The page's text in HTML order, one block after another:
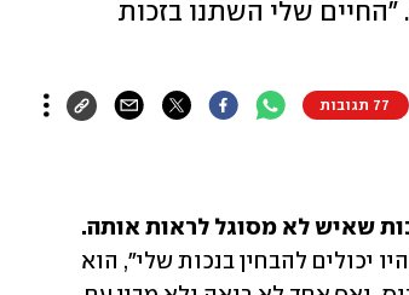
שלי השתנו בזכות
77 תגובות
שאיש לא מסוגל לראות אותה.